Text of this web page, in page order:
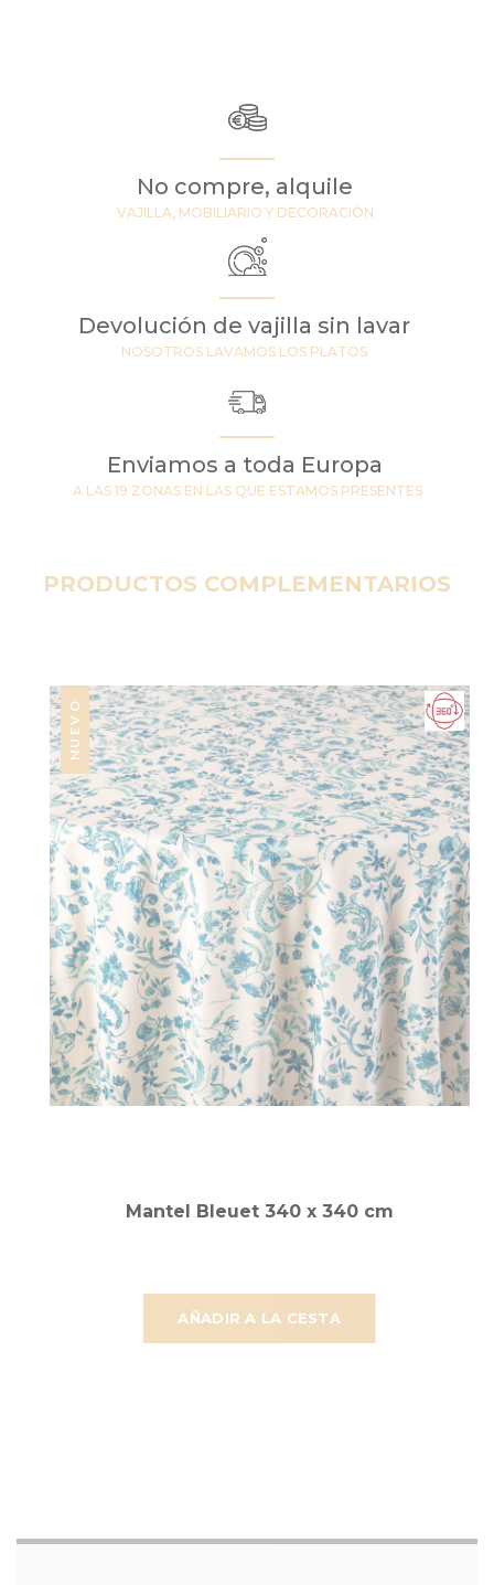
No compre, alquile
VAJILLA, MOBILIARIO Y DECORACIÓN
Devolución de vajilla sin lavar
NOSOTROS LAVAMOS LOS PLATOS
Enviamos a toda Europa
A LAS 19 ZONAS EN LAS QUE ESTAMOS PRESENTES
PRODUCTOS COMPLEMENTARIOS
NUEVO
AÑADIR A LA CESTA
Mantel Bleuet 340 x 340 cm